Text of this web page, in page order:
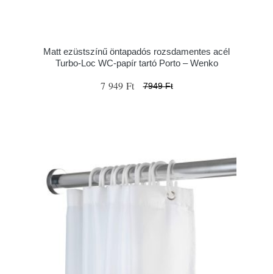
Matt ezüstszínű öntapadós rozsdamentes acél
Turbo-Loc WC-papír tartó Porto – Wenko
7 949 Ft 7949 Ft